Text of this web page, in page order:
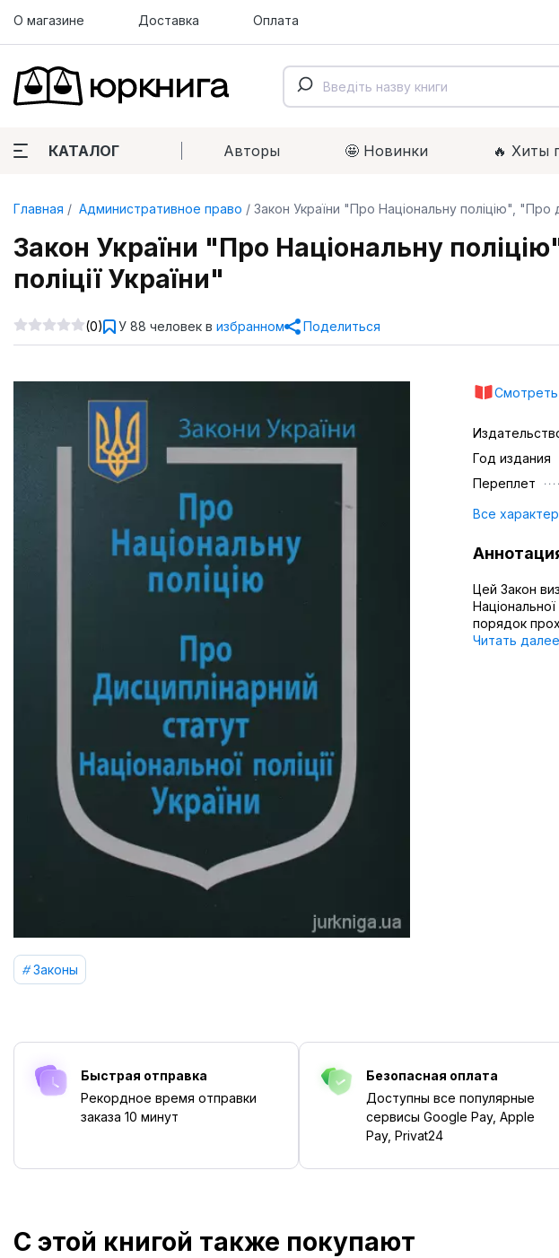
О магазине Доставка Оплата
КАТАЛОГ Авторы 🤩 Новинки 🔥 Xиты
Главная Административное право Закон України "Про Національну поліцію", "Про
Закон України "Про Національну
поліції України"
(0) У 88 человек в избранном Поделиться
Законы
Год издания
Переплет
Все
Цей Закон
порядок
Читать далее
Быстрая отправка
Рекордное время отправки
заказа 10 минут
Безопасная оплата
Доступны все популярные
сервисы Google Pay, Apple
Pay, Privat24
С этой книгой также покупают